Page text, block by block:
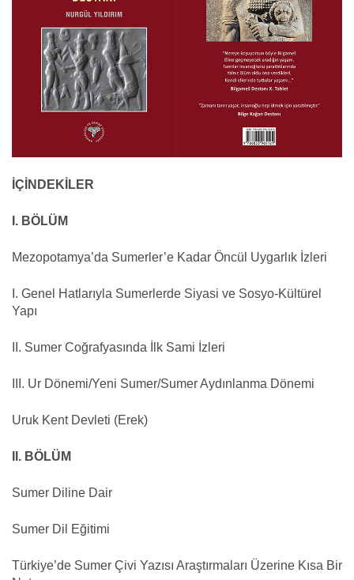
İÇİNDEKİLER
I. BÖLÜM
Mezopotamya’da Sumerler’e Kadar Öncül Uygarlık İzleri
I. Genel Hatlarıyla Sumerlerde Siyasi ve Sosyo-Kültürel
Yapı
II. Sumer Coğrafyasında İlk Sami İzleri
III. Ur Dönemi/Yeni Sumer/Sumer Aydınlanma Dönemi
Uruk Kent Devleti (Erek)
II. BÖLÜM
Sumer Diline Dair
Sumer Dil Eğitimi
Türkiye’de Sumer Çivi Yazısı Araştırmaları Üzerine Kısa Bir